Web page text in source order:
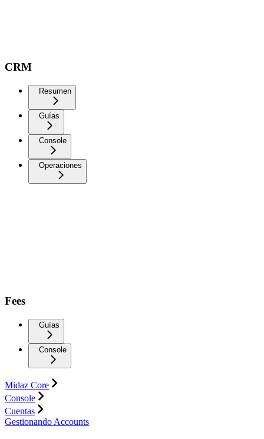
CRM
Resumen
Guías
Console
Operaciones
Fees
Guías
Console
Midaz Core
Console
Cuentas
Gestionando Accounts